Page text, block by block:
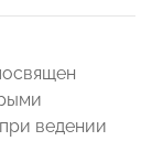
ведении